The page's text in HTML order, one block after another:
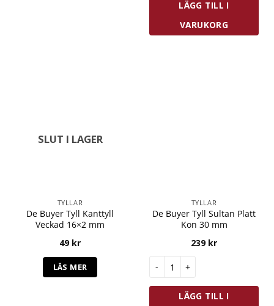
LÄGG TILL I
VARUKORG
SLUT I LAGER
TYLLAR
De Buyer Tyll Kanttyll
Veckad 16×2 mm
49 kr
LÄS MER
TYLLAR
De Buyer Tyll Sultan Platt
Kon 30 mm
239 kr
LÄGG TILL I